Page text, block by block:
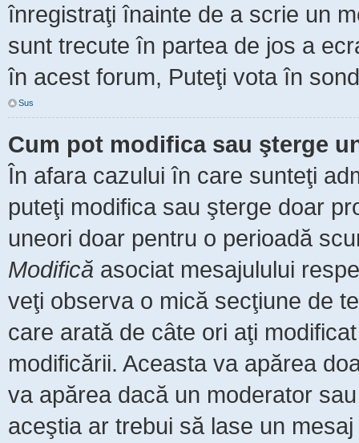
înregistraţi înainte de a scrie un
sunt trecute în partea de jos a
în acest forum, Puteţi vota în
Sus
Cum pot modifica sau şterge
În afara cazului în care sunteţi
puteţi modifica sau şterge doar
uneori doar pentru o perioadă
Modifică asociat mesajulului
veţi observa o mică secţiune de
care arată de câte ori aţi
modificării. Aceasta va apărea
va apărea dacă un moderator
aceştia ar trebui să lase un